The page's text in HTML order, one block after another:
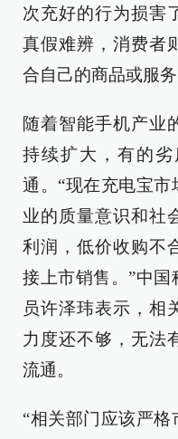
次充好的行为损害
真假难辨，消费者
合自己的商品或服
随着智能手机产业
持续扩大，有的
通。“现在充电宝
业的质量意识和社
利润，低价收购不
接上市销售。”中
员许泽玮表示，相
力度还不够，无法
流通。
“相关部门应该严